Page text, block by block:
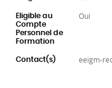
Eligible au
Compte
Personnel de
Formation
Oui
Contact(s) eeigm-